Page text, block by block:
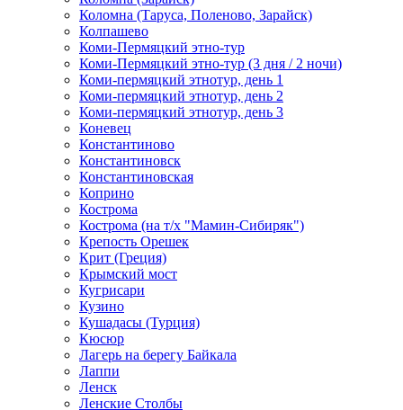
Коломна (Таруса, Поленово, Зарайск)
Колпашево
Коми-Пермяцкий этно-тур
Коми-Пермяцкий этно-тур (3 дня / 2 ночи)
Коми-пермяцкий этнотур, день 1
Коми-пермяцкий этнотур, день 2
Коми-пермяцкий этнотур, день 3
Коневец
Константиново
Константиновск
Константиновская
Коприно
Кострома
Кострома (на т/х "Мамин-Сибиряк")
Крепость Орешек
Крит (Греция)
Крымский мост
Кугрисари
Кузино
Кушадасы (Турция)
Кюсюр
Лагерь на берегу Байкала
Лаппи
Ленск
Ленские Столбы